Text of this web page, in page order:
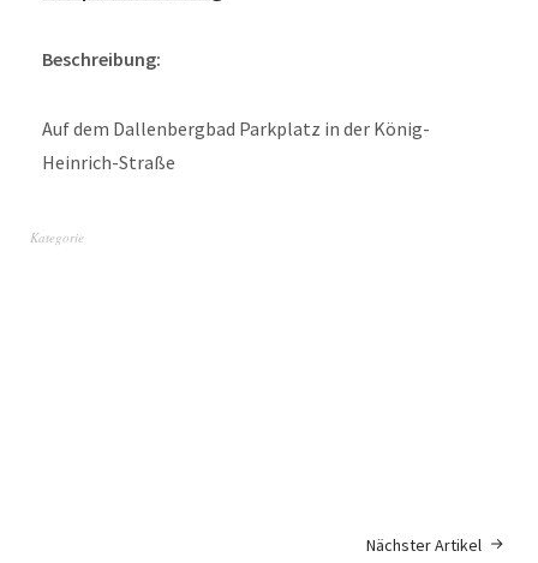
Beschreibung:
Auf dem Dallenbergbad Parkplatz in der König-
Heinrich-Straße
Kategorie
Nächster Artikel